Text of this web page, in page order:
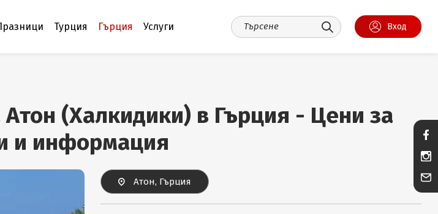
Турция Гърция Услуги Вход
(Халкидики) в Гърция - Цени за
и информация
Атон, Гърция